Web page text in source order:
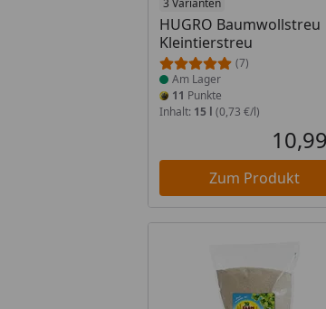
3 Varianten
HUGRO Baumwollstreu
Kleintierstreu
(7)
Produkt am Lager
Am Lager
11 Punkte
Inhalt: 15 l (0,73 €/l)
Zum Produkt